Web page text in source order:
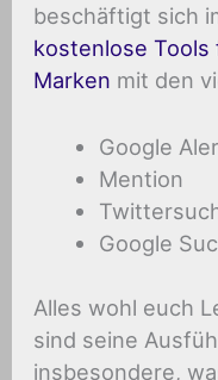
beschäftigt sich
kostenlose Tools
Marken mit den
Google
Mention
Google
Alles wohl euch
sind seine
insbesondere,